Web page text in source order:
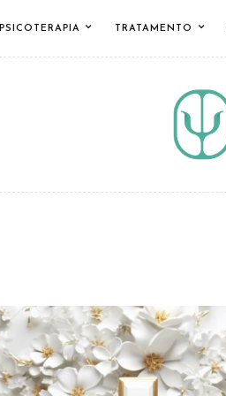
PSICOTERAPIA TRATAMENTO